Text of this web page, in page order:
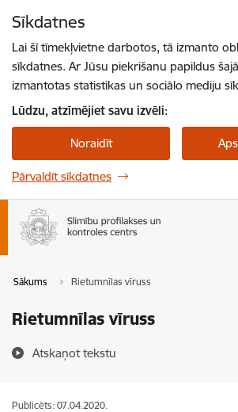
Sīkdatnes
Lai šī tīmekļvietne darbotos, tā izmanto
sīkdatnes. Ar Jūsu piekrišanu papildus
izmantotas statistikas un sociālo mediju
Lūdzu, atzīmējiet savu izvēli:
Noraidīt
Pārvaldīt sīkdatnes
Sākums Rietumnīlas vīruss
Rietumnīlas vīruss
Atskaņot tekstu
Publicēts: 07.04.2020.